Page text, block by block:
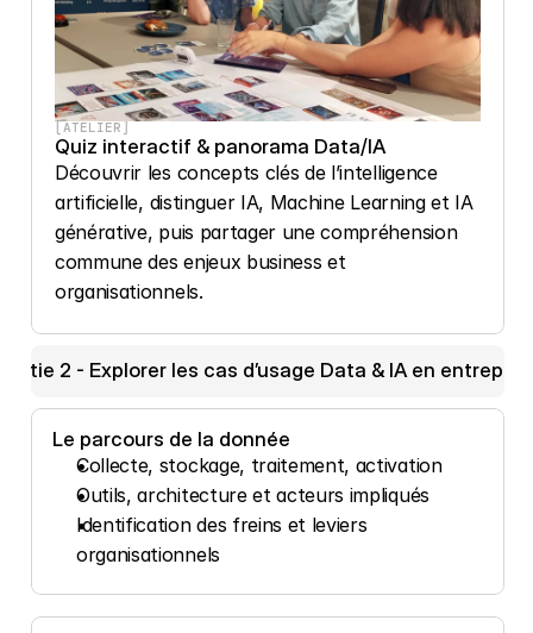
[ATELIER]
Quiz interactif & panorama Data/IA
Découvrir les concepts clés de l’intelligence
artificielle, distinguer IA, Machine Learning et IA
générative, puis partager une compréhension
commune des enjeux business et
organisationnels.
2 - Explorer les cas d’usage Data & IA en
Le parcours de la donnée
Collecte, stockage, traitement, activation
Outils, architecture et acteurs impliqués
Identification des freins et leviers
organisationnels